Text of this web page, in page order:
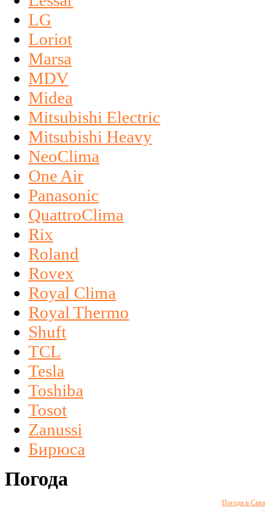
LG
Loriot
Marsa
MDV
Midea
Mitsubishi Electric
Mitsubishi Heavy
NeoClima
One Air
Panasonic
QuattroClima
Rix
Roland
Rovex
Royal Clima
Royal Thermo
Shuft
TCL
Tesla
Toshiba
Tosot
Zanussi
Бирюса
Погода
Погода в